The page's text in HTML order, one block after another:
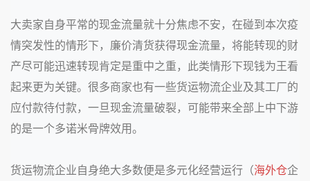
大卖家自身平常的现金流量就十分焦虑不安，在碰到本次疫
情突发性的情形下，廉价清货获得现金流量，将能转现的财
产尽可能迅速转现肯定是重中之重，此类情形下现钱为王看
起来更为关键。很多商家也有一些货运物流企业及其工厂的
应付款待付款，一旦现金流量破裂，可能带来全部上中下游
的是一个多诺米骨牌效用。
货运物流企业自身绝大多数便是多元化经营运行（海外仓企